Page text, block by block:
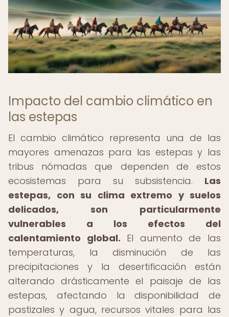
Impacto del cambio climático en
las estepas
El cambio climático representa una de las
mayores amenazas para las estepas y las
tribus nómadas que dependen de estos
ecosistemas para su subsistencia. Las
estepas, con su clima extremo y suelos
delicados, son particularmente
vulnerables a los efectos del
calentamiento global. El aumento de las
temperaturas, la disminución de las
precipitaciones y la desertificación están
alterando drásticamente el paisaje de las
estepas, afectando la disponibilidad de
pastizales y agua, recursos vitales para las